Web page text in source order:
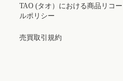
TAO (タオ）における商品リコー
ルポリシー
売買取引規約